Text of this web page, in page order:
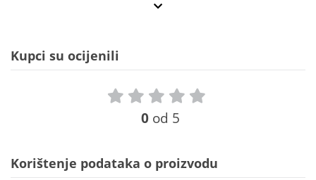
Kupci su ocijenili
0 od 5
Korištenje podataka o proizvodu